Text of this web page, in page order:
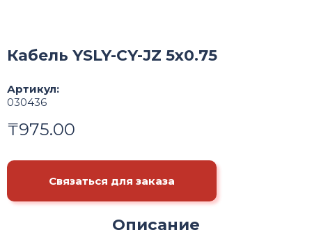
Кабель YSLY-CY-JZ 5x0.75
Артикул:
030436
₸975.00
Связаться для заказа
Описание